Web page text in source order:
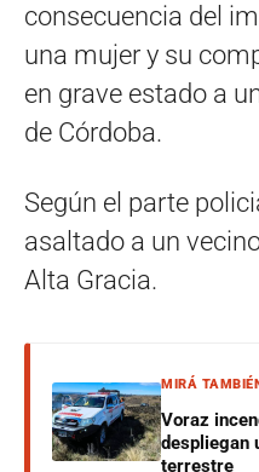
consecuencia del
una mujer y su
en grave estado a
de Córdoba.
Según el parte
asaltado a un
Alta Gracia.
MIRÁ
Voraz
despliegan
terrestre